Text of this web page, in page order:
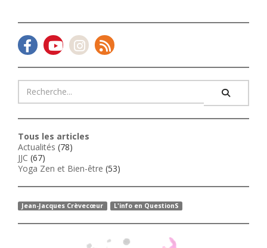
Tous les articles
Actualités (78)
JJC (67)
Yoga Zen et Bien-être (53)
Jean-Jacques Crèvecœur L'info en QuestionS